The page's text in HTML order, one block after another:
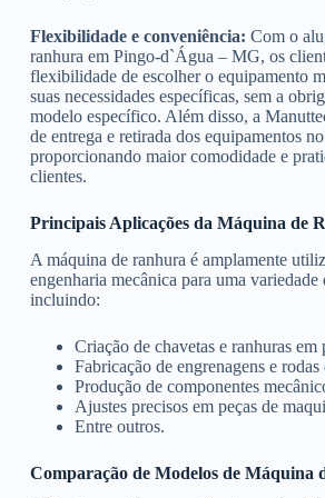
Flexibilidade e conveniência: Com o
ranhura em Pingo-d`Água – MG, os
flexibilidade de escolher o equipamento
suas necessidades específicas, sem a
modelo específico. Além disso, a
de entrega e retirada dos equipamentos
proporcionando maior comodidade e
clientes.
Principais Aplicações da Máquina de
A máquina de ranhura é amplamente
engenharia mecânica para uma variedade
incluindo:
Criação de chavetas e ranhuras em
Fabricação de engrenagens e rodas
Produção de componentes
Ajustes precisos em peças de
Entre outros.
Comparação de Modelos de Máquina